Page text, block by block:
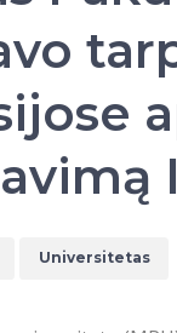
Universitetas